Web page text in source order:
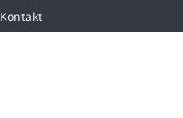
Kontakt